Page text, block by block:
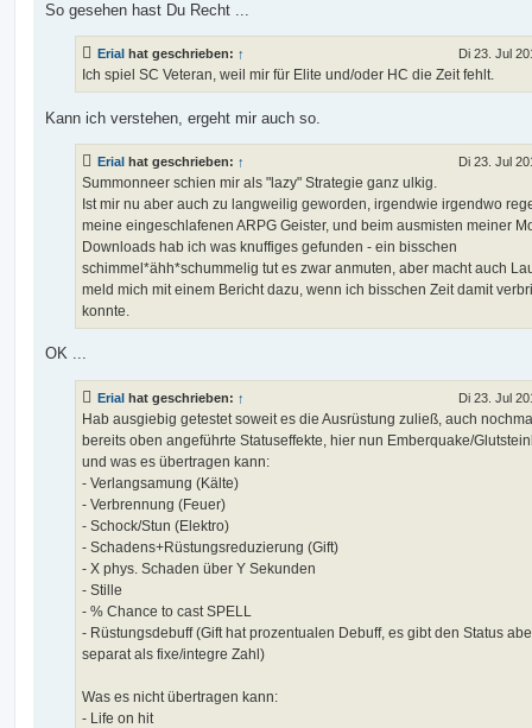
So gesehen hast Du Recht ...
Erial hat geschrieben: ↑ Di 23. Jul
Ich spiel SC Veteran, weil mir für Elite und/oder HC die Zeit fehlt.
Kann ich verstehen, ergeht mir auch so.
Erial hat geschrieben: ↑ Di 23. Jul
Summonneer schien mir als "lazy" Strategie ganz ulkig.
Ist mir nu aber auch zu langweilig geworden, irgendwie irgendwo
meine eingeschlafenen ARPG Geister, und beim ausmisten meiner
Downloads hab ich was knuffiges gefunden - ein bisschen
schimmel*ähh*schummelig tut es zwar anmuten, aber macht auch
meld mich mit einem Bericht dazu, wenn ich bisschen Zeit damit
konnte.
OK ...
Erial hat geschrieben: ↑ Di 23. Jul
Hab ausgiebig getestet soweit es die Ausrüstung zuließ, auch
bereits oben angeführte Statuseffekte, hier nun Emberquake/
und was es übertragen kann:
- Verlangsamung (Kälte)
- Verbrennung (Feuer)
- Schock/Stun (Elektro)
- Schadens+Rüstungsreduzierung (Gift)
- X phys. Schaden über Y Sekunden
- Stille
- % Chance to cast SPELL
- Rüstungsdebuff (Gift hat prozentualen Debuff, es gibt den Status
separat als fixe/integre Zahl)
Was es nicht übertragen kann:
- Life on hit